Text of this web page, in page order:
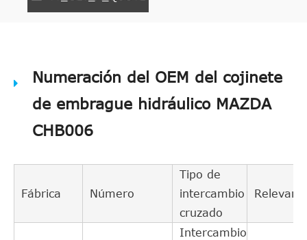
Numeración del OEM del cojinete
de embrague hidráulico MAZDA
CHB006
Fábrica Número
Tipo de
intercambio
cruzado
Intercambio